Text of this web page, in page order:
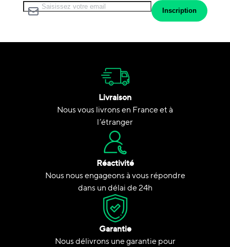
Inscription à notre lettre d’information :
Inscription
Livraison
Nous vous livrons en France et à
l’étranger
Réactivité
Nous nous engageons à vous répondre
dans un délai de 24h
Garantie
Nous délivrons une garantie pour